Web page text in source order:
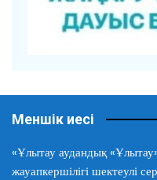
Меншік иесі
«Ұлытау аудандық
жауапкершілігі шектеулі